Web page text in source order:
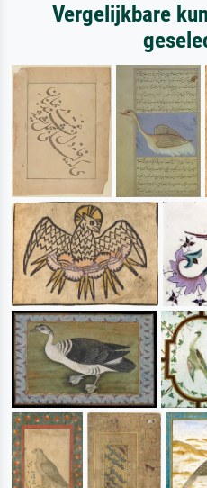
Vergelijkbare